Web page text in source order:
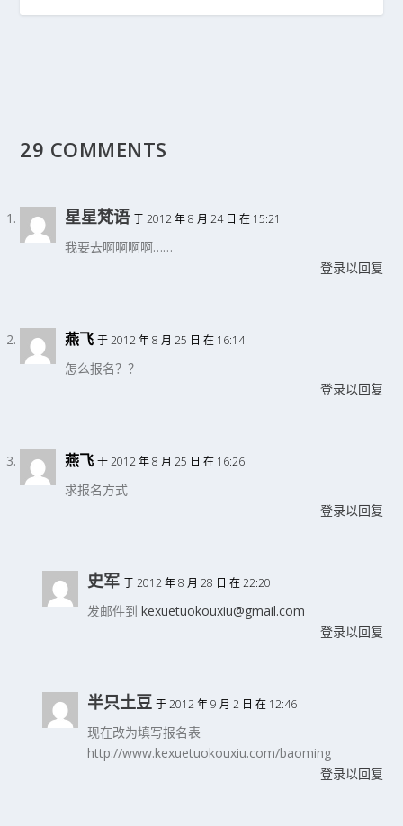
29 COMMENTS
星星梵语 于 2012 年 8 月 24 日 在 15:21
我要去啊啊啊啊……
登录以回复
燕飞 于 2012 年 8 月 25 日 在 16:14
怎么报名？？
登录以回复
燕飞 于 2012 年 8 月 25 日 在 16:26
求报名方式
登录以回复
史军 于 2012 年 8 月 28 日 在 22:20
发邮件到kexuetuokouxiu@gmail.com
登录以回复
半只土豆 于 2012 年 9 月 2 日 在 12:46
现在改为填写报名表
http://www.kexuetuokouxiu.com/baoming
登录以回复